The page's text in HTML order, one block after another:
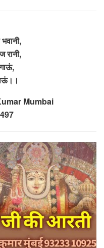
रानी,
Mumbai